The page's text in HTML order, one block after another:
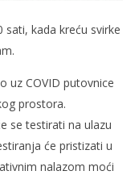
sati, kada kreću svirke
uz COVID putovnice
prostora.
se testirati na ulazu
će pristizati u
nalazom moći